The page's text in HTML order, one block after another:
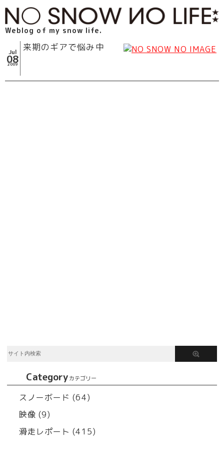
Weblog of my snow life.
Jul
08
2009
来期のギアで悩み中
Categoryカテゴリー
スノーボード (64)
映像 (9)
滑走レポート (415)